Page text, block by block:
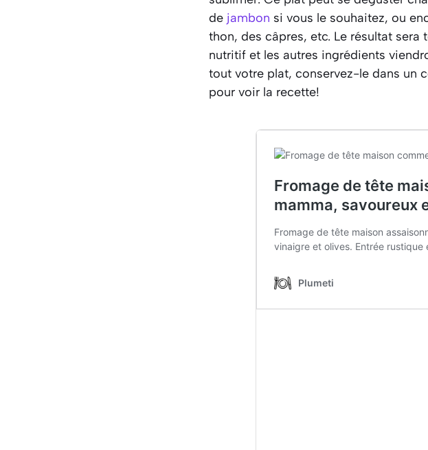
de jambon si vous le souhaitez, ou
thon, des câpres, etc. Le résultat sera
nutritif et les autres ingrédients
tout votre plat, conservez-le dans un
pour voir la recette!